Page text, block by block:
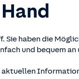
Sie haben die
und bequem
aktuellen